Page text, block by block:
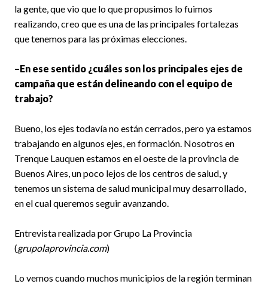
la gente, que vio que lo que propusimos lo fuimos
realizando, creo que es una de las principales fortalezas
que tenemos para las próximas elecciones.
–En ese sentido ¿cuáles son los principales ejes de
campaña que están delineando con el equipo de
trabajo?
Bueno, los ejes todavía no están cerrados, pero ya estamos
trabajando en algunos ejes, en formación. Nosotros en
Trenque Lauquen estamos en el oeste de la provincia de
Buenos Aires, un poco lejos de los centros de salud, y
tenemos un sistema de salud municipal muy desarrollado,
en el cual queremos seguir avanzando.
Entrevista realizada por Grupo La Provincia
(grupolaprovincia.com)
Lo vemos cuando muchos municipios de la región terminan